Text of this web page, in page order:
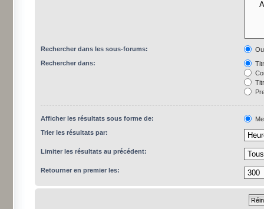
Rechercher dans les sous-forums:
Rechercher dans:
Afficher les résultats sous forme de:
Trier les résultats par:
Limiter les résultats au précédent:
Retourner en premier les: